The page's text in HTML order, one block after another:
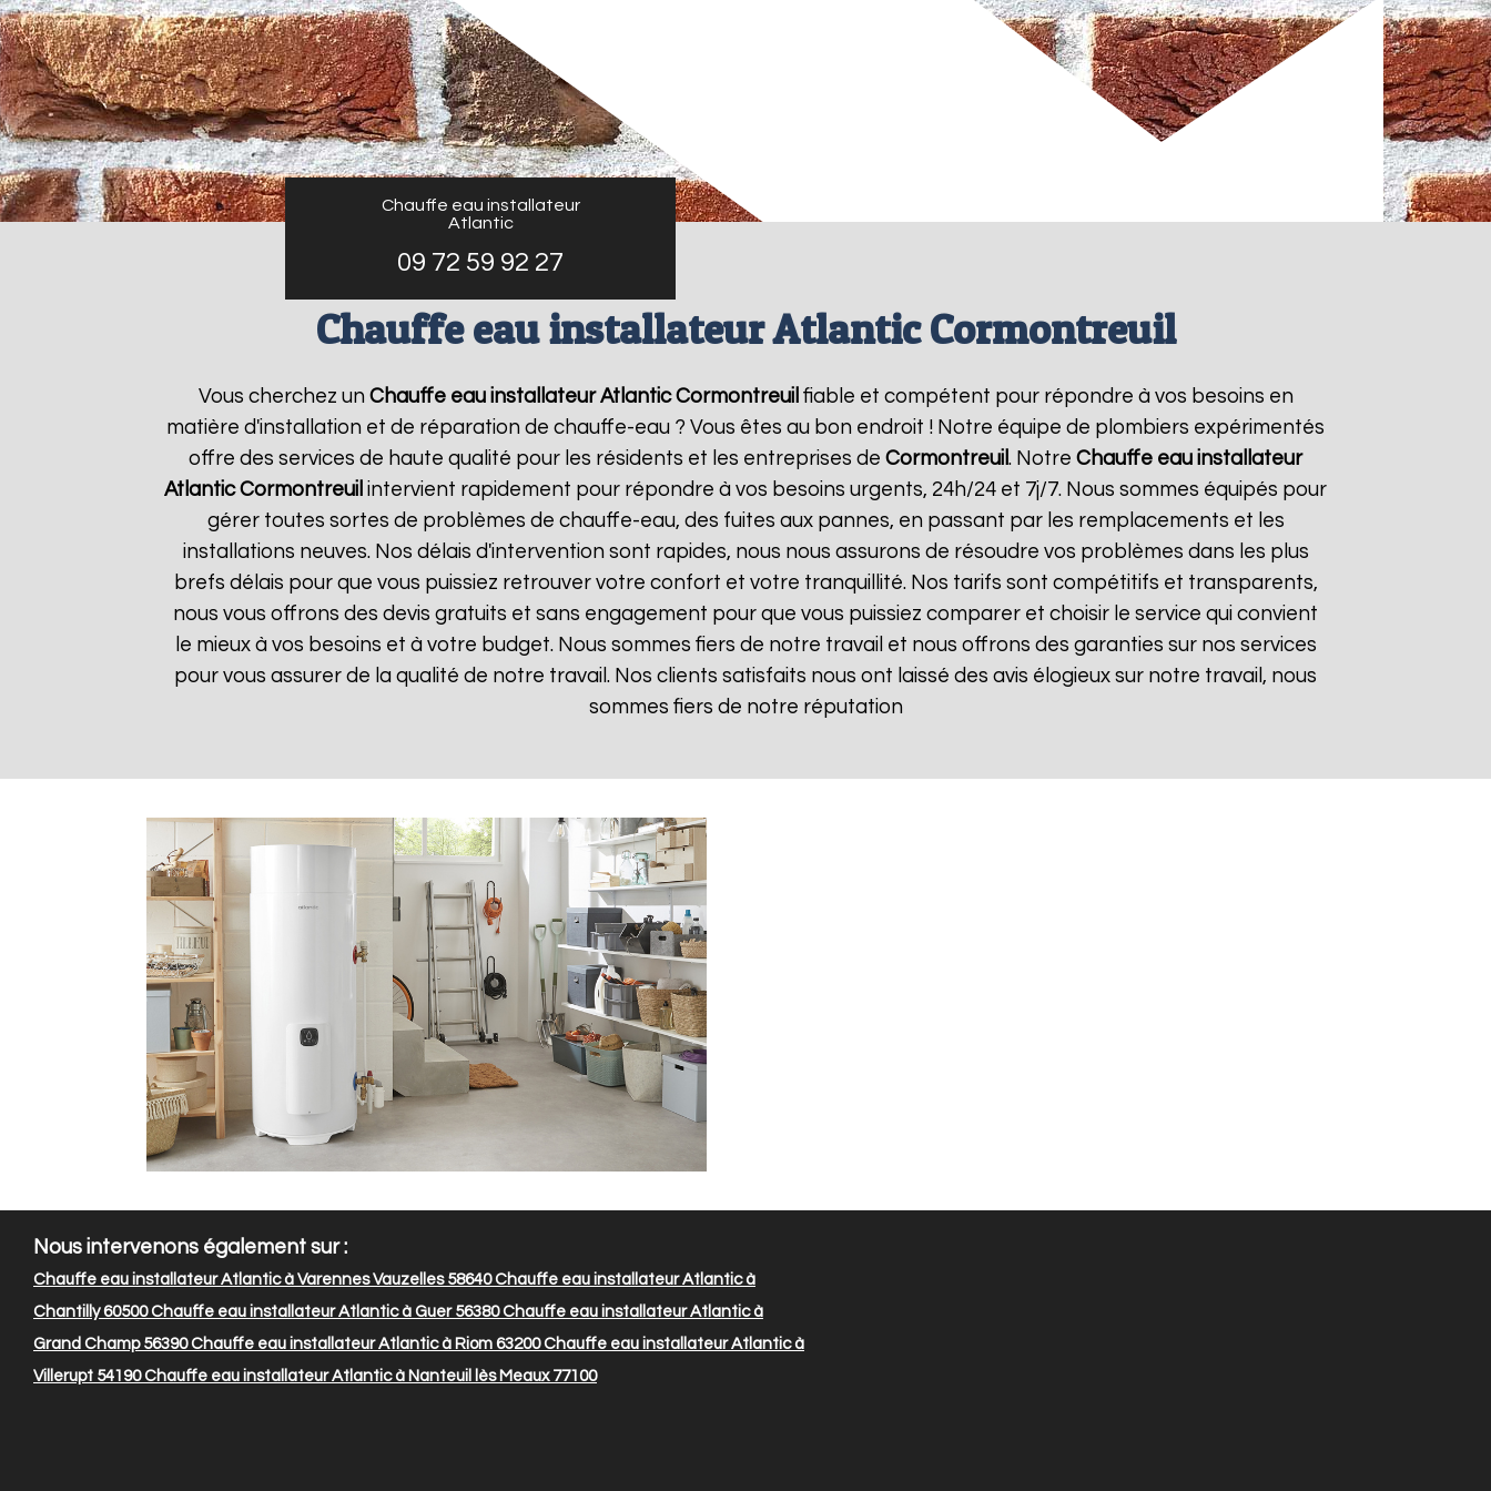
Chauffe eau installateur
Atlantic
09 72 59 92 27
Chauffe eau installateur Atlantic Cormontreuil
Vous cherchez un Chauffe eau installateur Atlantic Cormontreuil fiable et compétent pour répondre à vos besoins en
matière d'installation et de réparation de chauffe-eau ? Vous êtes au bon endroit ! Notre équipe de plombiers expérimentés
offre des services de haute qualité pour les résidents et les entreprises de Cormontreuil . Notre Chauffe eau installateur
Atlantic Cormontreuil intervient rapidement pour répondre à vos besoins urgents, 24h/24 et 7j/7. Nous sommes équipés pour
gérer toutes sortes de problèmes de chauffe-eau, des fuites aux pannes, en passant par les remplacements et les
installations neuves. Nos délais d'intervention sont rapides, nous nous assurons de résoudre vos problèmes dans les plus
brefs délais pour que vous puissiez retrouver votre confort et votre tranquillité. Nos tarifs sont compétitifs et transparents,
nous vous offrons des devis gratuits et sans engagement pour que vous puissiez comparer et choisir le service qui convient
le mieux à vos besoins et à votre budget. Nous sommes fiers de notre travail et nous offrons des garanties sur nos services
pour vous assurer de la qualité de notre travail. Nos clients satisfaits nous ont laissé des avis élogieux sur notre travail, nous
sommes fiers de notre réputation
Nous intervenons également sur :
Chauffe eau installateur Atlantic à Varennes Vauzelles 58640Chauffe eau installateur Atlantic à
Chantilly 60500Chauffe eau installateur Atlantic à Guer 56380Chauffe eau installateur Atlantic à
Grand Champ 56390Chauffe eau installateur Atlantic à Riom 63200Chauffe eau installateur Atlantic à
Villerupt 54190Chauffe eau installateur Atlantic à Nanteuil lès Meaux 77100